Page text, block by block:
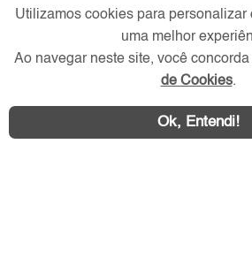
Verificada por
Redes Sociais
Utilizamos cookies para personalizar
uma melhor
Ao navegar neste site, você
de Cookies.
Ok, Entendi!